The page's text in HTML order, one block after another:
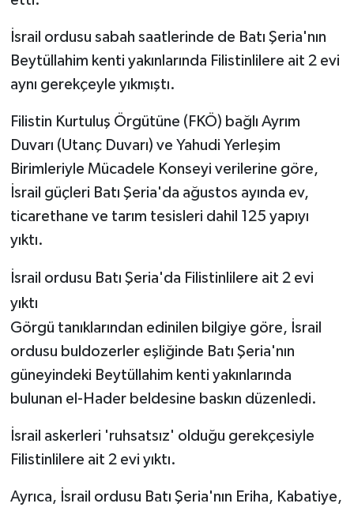
İsrail ordusu sabah saatlerinde de Batı Şeria'nın
Beytüllahim kenti yakınlarında Filistinlilere ait 2 evi
aynı gerekçeyle yıkmıştı.
Filistin Kurtuluş Örgütüne (FKÖ) bağlı Ayrım
Duvarı (Utanç Duvarı) ve Yahudi Yerleşim
Birimleriyle Mücadele Konseyi verilerine göre,
İsrail güçleri Batı Şeria'da ağustos ayında ev,
ticarethane ve tarım tesisleri dahil 125 yapıyı
yıktı.
İsrail ordusu Batı Şeria'da Filistinlilere ait 2 evi
yıktı
Görgü tanıklarından edinilen bilgiye göre, İsrail
ordusu buldozerler eşliğinde Batı Şeria'nın
güneyindeki Beytüllahim kenti yakınlarında
bulunan el-Hader beldesine baskın düzenledi.
İsrail askerleri 'ruhsatsız' olduğu gerekçesiyle
Filistinlilere ait 2 evi yıktı.
Ayrıca, İsrail ordusu Batı Şeria'nın Eriha, Kabatiye,